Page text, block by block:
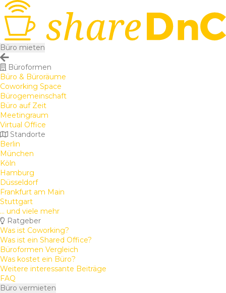
Büro mieten
Büroformen
Büro & Büroräume
Coworking Space
Bürogemeinschaft
Büro auf Zeit
Meetingraum
Virtual Office
Standorte
Berlin
München
Köln
Hamburg
Düsseldorf
Frankfurt am Main
Stuttgart
... und viele mehr
Ratgeber
Was ist Coworking?
Was ist ein Shared Office?
Büroformen Vergleich
Was kostet ein Büro?
Weitere interessante Beiträge
FAQ
Büro vermieten